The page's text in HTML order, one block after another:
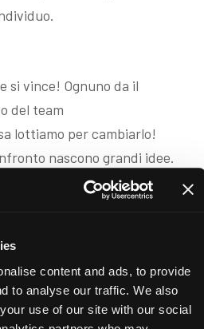
content and ads, to provide
to analyse our traffic. We also
use of our site with our social
si vince! Ognuno da il
del team
lottiamo per cambiarlo!
nascono grandi idee.
gentilezza sono le
idee a migliorare la
nel contempo, le